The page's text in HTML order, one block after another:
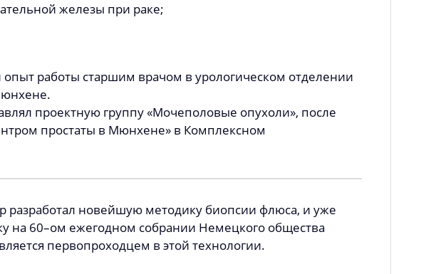
железы при раке;
работы старшим врачом в урологическом отделении
проектную группу «Мочеполовые опухоли», после
простаты в Мюнхене» в Комплексном
разработал новейшую методику биопсии флюса, и уже
на 60–ом ежегодном собрании Немецкого общества
первопроходцем в этой технологии.